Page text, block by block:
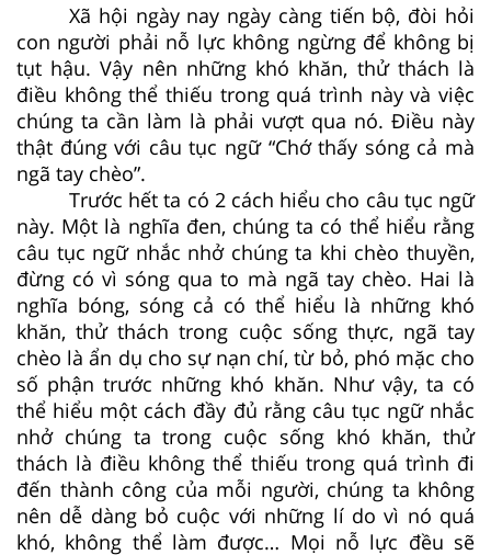
Xã hội ngày nay ngày càng tiến bộ, đòi hỏi
con người phải nỗ lực không ngừng để không bị
tụt hậu. Vậy nên những khó khăn, thử thách là
điều không thể thiếu trong quá trình này và việc
chúng ta cần làm là phải vượt qua nó. Điều này
thật đúng với câu tục ngữ “Chớ thấy sóng cả mà
ngã tay chèo”.
Trước hết ta có 2 cách hiểu cho câu tục ngữ
này. Một là nghĩa đen, chúng ta có thể hiểu rằng
câu tục ngữ nhắc nhở chúng ta khi chèo thuyền,
đừng có vì sóng qua to mà ngã tay chèo. Hai là
nghĩa bóng, sóng cả có thể hiểu là những khó
khăn, thử thách trong cuộc sống thực, ngã tay
chèo là ẩn dụ cho sự nạn chí, từ bỏ, phó mặc cho
số phận trước những khó khăn. Như vậy, ta có
thể hiểu một cách đầy đủ rằng câu tục ngữ nhắc
nhở chúng ta trong cuộc sống khó khăn, thử
thách là điều không thể thiếu trong quá trình đi
đến thành công của mỗi người, chúng ta không
nên dễ dàng bỏ cuộc với những lí do vì nó quá
khó, không thể làm được… Mọi nỗ lực đều sẽ